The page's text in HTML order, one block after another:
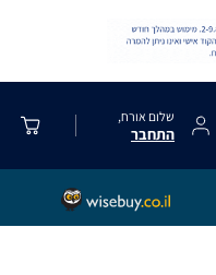
שלום אורח,
התחבר